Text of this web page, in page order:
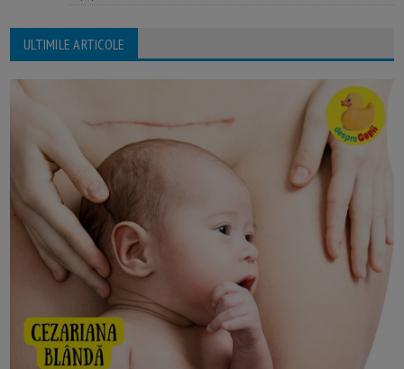
ULTIMILE ARTICOLE